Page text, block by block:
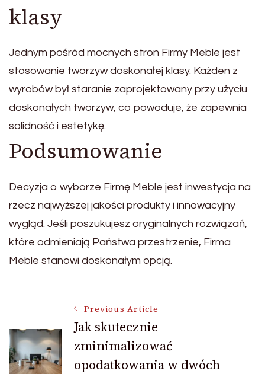
klasy
Jednym pośród mocnych stron Firmy Meble jest
stosowanie tworzyw doskonałej klasy. Każden z
wyrobów był staranie zaprojektowany przy użyciu
doskonałych tworzyw, co powoduje, że zapewnia
solidność i estetykę.
Podsumowanie
Decyzja o wyborze Firmę Meble jest inwestycja na
rzecz najwyższej jakości produkty i innowacyjny
wygląd. Jeśli poszukujesz oryginalnych rozwiązań,
które odmieniają Państwa przestrzenie, Firma
Meble stanowi doskonałym opcją.
Navigation
Previous Article
Jak skutecznie
zminimalizować
opodatkowania w dwóch